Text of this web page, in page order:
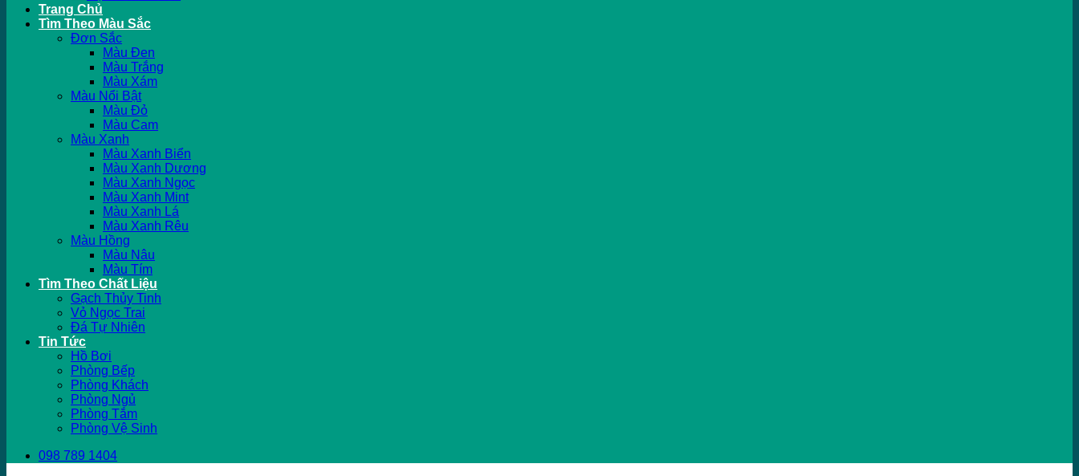
Trang Chủ
Tìm Theo Màu Sắc
Đơn Sắc
Màu Đen
Màu Trắng
Màu Xám
Màu Nổi Bật
Màu Đỏ
Màu Cam
Màu Xanh
Màu Xanh Biển
Màu Xanh Dương
Màu Xanh Ngọc
Màu Xanh Mint
Màu Xanh Lá
Màu Xanh Rêu
Màu Hồng
Màu Nâu
Màu Tím
Tìm Theo Chất Liệu
Gạch Thủy Tinh
Vỏ Ngọc Trai
Đá Tự Nhiên
Tin Tức
Hồ Bơi
Phòng Bếp
Phòng Khách
Phòng Ngủ
Phòng Tắm
Phòng Vệ Sinh
098 789 1404